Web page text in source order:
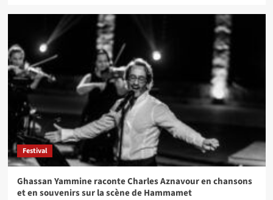
Festival
Ghassan Yammine raconte Charles Aznavour en chansons
et en souvenirs sur la scène de Hammamet